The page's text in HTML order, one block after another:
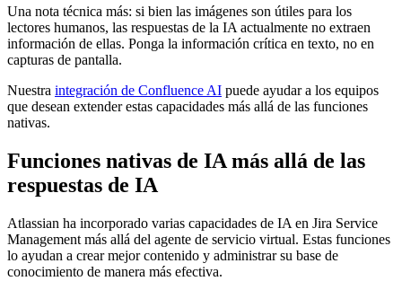
Una nota técnica más: si bien las imágenes son útiles para los
lectores humanos, las respuestas de la IA actualmente no extraen
información de ellas. Ponga la información crítica en texto, no en
capturas de pantalla.
Nuestra integración de Confluence AI puede ayudar a los equipos
que desean extender estas capacidades más allá de las funciones
nativas.
Funciones nativas de IA más allá de las
respuestas de IA
Atlassian ha incorporado varias capacidades de IA en Jira Service
Management más allá del agente de servicio virtual. Estas funciones
lo ayudan a crear mejor contenido y administrar su base de
conocimiento de manera más efectiva.